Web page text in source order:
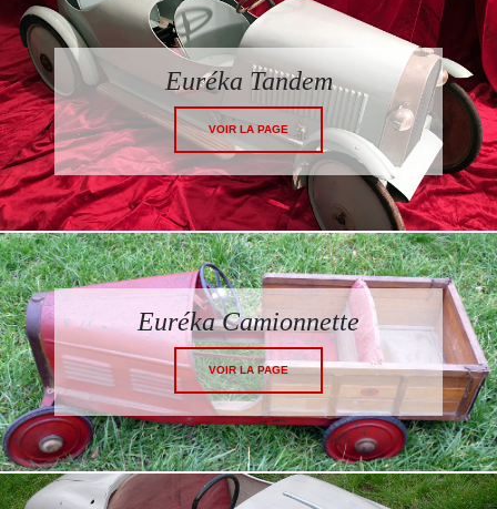
Euréka Tandem
VOIR LA PAGE
Euréka Camionnette
VOIR LA PAGE